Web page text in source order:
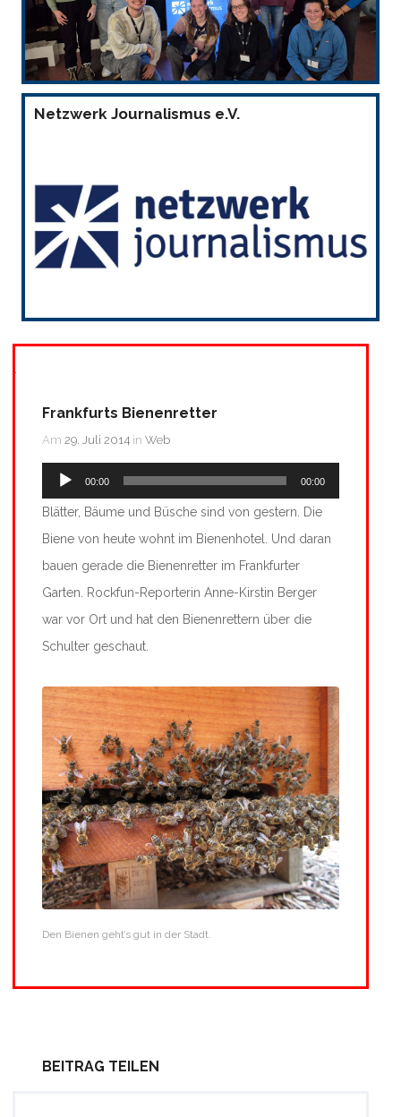
Netzwerk Journalismus e.V.
Frankfurts Bienenretter
Am 29. Juli 2014 in Web
Audio-
Player
00:00 00:00
Blätter, Bäume und Büsche sind von gestern. Die
Biene von heute wohnt im Bienenhotel. Und daran
bauen gerade die Bienenretter im Frankfurter
Garten. Rockfun-Reporterin Anne-Kirstin Berger
war vor Ort und hat den Bienenrettern über die
Schulter geschaut.
Den Bienen geht’s gut in der Stadt.
BEITRAG TEILEN